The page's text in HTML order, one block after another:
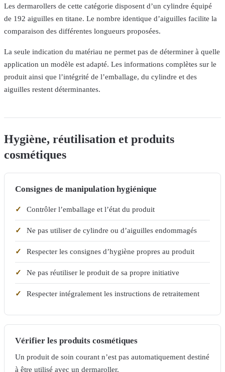
Les dermarollers de cette catégorie disposent d’un cylindre équipé
de 192 aiguilles en titane. Le nombre identique d’aiguilles facilite la
comparaison des différentes longueurs proposées.
La seule indication du matériau ne permet pas de déterminer à quelle
application un modèle est adapté. Les informations complètes sur le
produit ainsi que l’intégrité de l’emballage, du cylindre et des
aiguilles restent déterminantes.
Hygiène, réutilisation et produits
cosmétiques
Consignes de manipulation hygiénique
Contrôler l’emballage et l’état du produit
Ne pas utiliser de cylindre ou d’aiguilles endommagés
Respecter les consignes d’hygiène propres au produit
Ne pas réutiliser le produit de sa propre initiative
Respecter intégralement les instructions de retraitement
Vérifier les produits cosmétiques
Un produit de soin courant n’est pas automatiquement destiné
à être utilisé avec un dermaroller.